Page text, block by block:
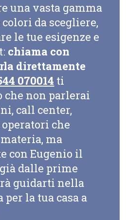
una vasta gamma
da scegliere,
le tue esigenze e
chiama con
direttamente
070014 ti
che non parlerai
call center,
che
ma
con Eugenio il
dalle prime
guidarti nella
per la tua casa a